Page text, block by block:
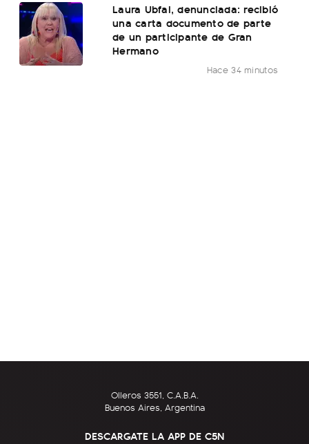
Laura Ubfal, denunciada: recibió
una carta documento de parte
de un participante de Gran
Hermano
Hace 34 minutos
Olleros 3551, C.A.B.A.
Buenos Aires, Argentina
DESCARGATE LA APP DE C5N